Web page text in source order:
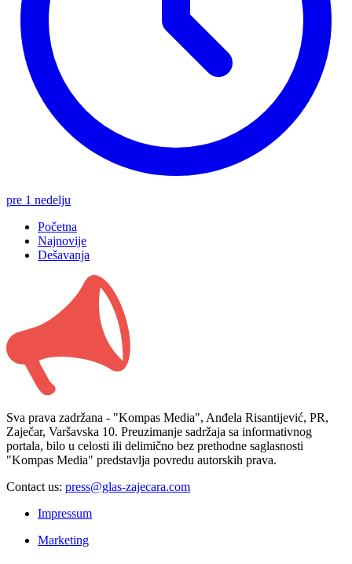
pre 1 nedelju
Početna
Najnovije
Dešavanja
Sva prava zadržana - "Kompas Media", Anđela Risantijević, PR,
Zaječar, Varšavska 10. Preuzimanje sadržaja sa informativnog
portala, bilo u celosti ili delimično bez prethodne saglasnosti
"Kompas Media" predstavlja povredu autorskih prava.
Contact us: press@glas-zajecara.com
Impressum
Marketing